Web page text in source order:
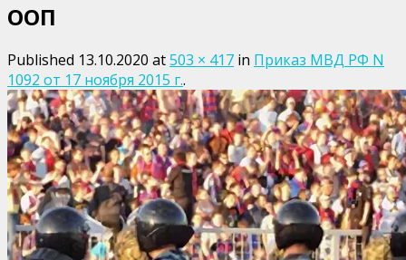
ООП
Published 13.10.2020 at503 × 417 in Приказ МВД РФ N
1092 от 17 ноября 2015 г..